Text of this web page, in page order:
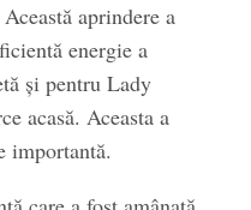
aprindere a
energie a
și pentru Lady
acasă. Aceasta a
importantă.